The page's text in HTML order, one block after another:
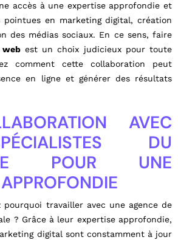
accès à une expertise approfondie et
pointues en marketing digital, création
des médias sociaux. En ce sens, faire
webest un choix judicieux pour toute
comment cette collaboration peut
en ligne et générer des résultats
AVEC
DU
POUR UNE
APPROFONDIE
pourquoi travailler avec une agence de
? Grâce à leur expertise approfondie,
digital sont constamment à jour